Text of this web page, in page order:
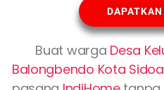
Buat warga Desa
Balongbendo Kota